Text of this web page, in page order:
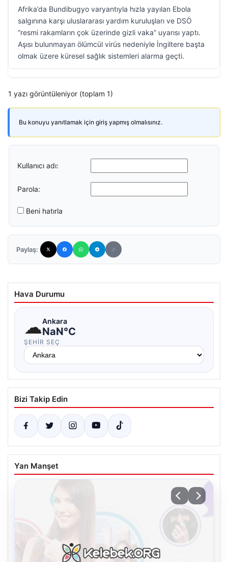
Afrika’da Bundibugyo varyantıyla hızla yayılan Ebola
salgınına karşı uluslararası yardım kuruluşları ve DSÖ
“resmi rakamların çok üzerinde gizli vaka” uyarısı yaptı.
Aşısı bulunmayan ölümcül virüs nedeniyle İngiltere başta
olmak üzere küresel sağlık sistemleri alarma geçti.
1 yazı görüntüleniyor (toplam 1)
Bu konuyu yanıtlamak için giriş yapmış olmalısınız.
Kullanıcı adı:
Parola:
Beni hatırla
Paylaş:
Hava Durumu
☁Ankara
NaN°C
ŞEHIR SEÇ
Bizi Takip Edin
Yan Manşet